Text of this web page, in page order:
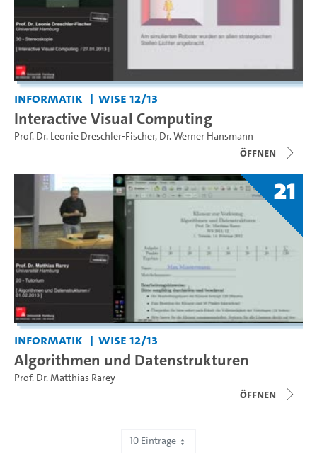
Informatik WiSe 12/13
Interactive Visual Computing
Prof. Dr. Leonie Dreschler-Fischer, Dr. Werner Hansmann
Öffnen
21
Informatik WiSe 12/13
Algorithmen und Datenstrukturen
Prof. Dr. Matthias Rarey
Öffnen
10 Einträge